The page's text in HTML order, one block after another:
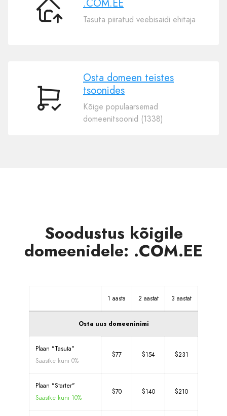
Domeeni
ülekandmine
.COM.EE
Tasuta piiratud veebisaidi ehitaja
Osta
Osta domeen teistes
tsoonides
Kõige populaarsemad
domeenitsoonid (1338)
Soodustus kõigile
domeenidele: .COM.EE
1 aasta 2 aastat 3 aastat
Osta uus domeeninimi
Plaan "Tasuta"
Säästke kuni 0%
$77 $154 $231
Plaan "Starter"
Säästke kuni 10%
$70 $140 $210